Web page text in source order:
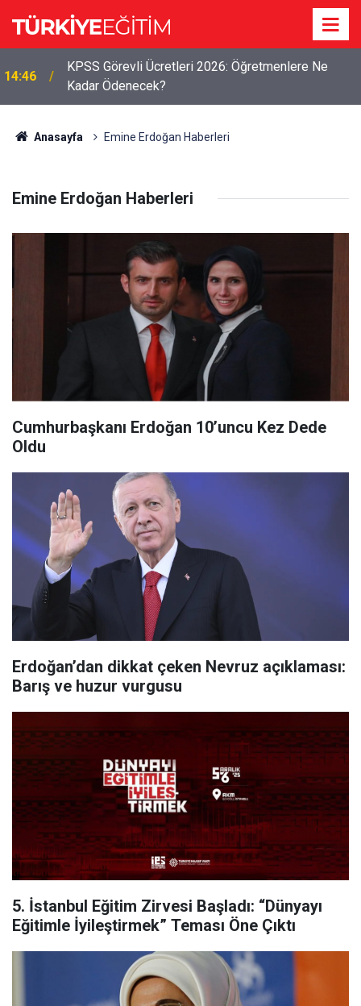
14:46
KPSS Görevli Ücretleri 2026: Öğretmenlere Ne
Kadar Ödenecek?
14:30
LGS 2. Nakil 2026: Boş Kontenjanlar ve Taban
Puanlar Nereden Öğrenilir?
Anasayfa Emine Erdoğan Haberleri
Emine Erdoğan Haberleri
Cumhurbaşkanı Erdoğan 10’uncu Kez Dede
Oldu
Erdoğan’dan dikkat çeken Nevruz açıklaması:
Barış ve huzur vurgusu
5. İstanbul Eğitim Zirvesi Başladı: “Dünyayı
Eğitimle İyileştirmek” Teması Öne Çıktı